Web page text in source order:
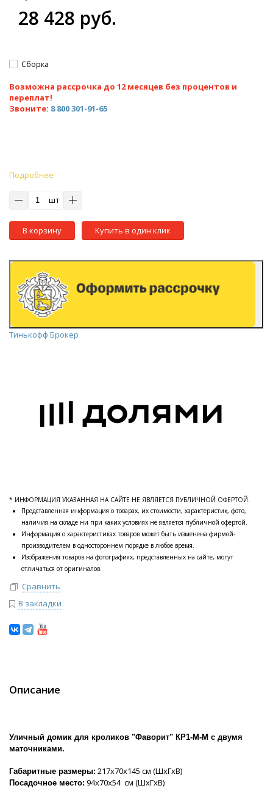
28 428 руб.
Сборка
Возможна рассрочка до 12 месяцев без процентов и
переплат!
Звоните: 8 800 301-91-65
Подробнее
шт
В корзину Купить в один клик
Тинькофф Брокер
* ИНФОРМАЦИЯ УКАЗАННАЯ НА САЙТЕ НЕ ЯВЛЯЕТСЯ ПУБЛИЧНОЙ ОФЕРТОЙ.
Представленная информация о товарах, их стоимости, характеристик, фото,
наличия на складе ни при каких условиях не является публичной офертой.
Информация о характеристиках товаров может быть изменена фирмой-
производителем в одностороннем порядке в любое время.
Изображения товаров на фотографиях, представленных на сайте, могут
отличаться от оригиналов.
Сравнить
В закладки
Описание
Уличный домик для кроликов "Фаворит" КР1-М-М с двумя
маточниками.
Габаритные размеры: 217х70х145 см (ШхГхВ)
Посадочное место: 94х70х54 см (ШхГхВ)